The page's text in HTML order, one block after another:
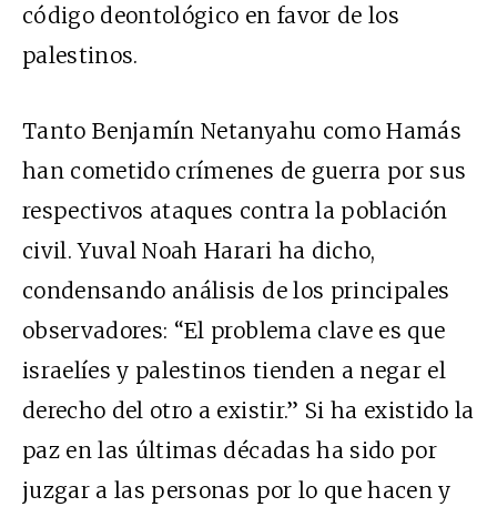
código deontológico en favor de los
palestinos.
Tanto Benjamín Netanyahu como Hamás
han cometido crímenes de guerra por sus
respectivos ataques contra la población
civil. Yuval Noah Harari ha dicho,
condensando análisis de los principales
observadores: “El problema clave es que
israelíes y palestinos tienden a negar el
derecho del otro a existir.” Si ha existido la
paz en las últimas décadas ha sido por
juzgar a las personas por lo que hacen y